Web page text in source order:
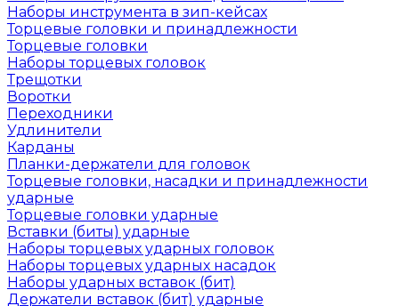
Наборы инструмента в зип-кейсах
Торцевые головки и принадлежности
Торцевые головки
Наборы торцевых головок
Трещотки
Воротки
Переходники
Удлинители
Карданы
Планки-держатели для головок
Торцевые головки, насадки и принадлежности
ударные
Торцевые головки ударные
Вставки (биты) ударные
Наборы торцевых ударных головок
Наборы торцевых ударных насадок
Наборы ударных вставок (бит)
Держатели вставок (бит) ударные